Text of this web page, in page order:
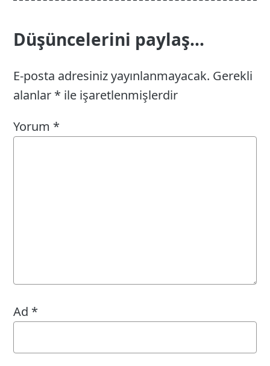
Düşüncelerini paylaş...
E-posta adresiniz yayınlanmayacak. Gerekli
alanlar * ile işaretlenmişlerdir
Yorum *
Ad *